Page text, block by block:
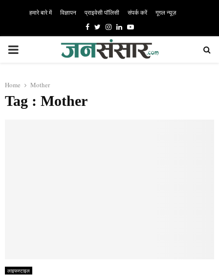
हमारे बारे में विज्ञापन प्राइवेसी पॉलिसी संपर्क करें गूगल न्यूज़
Facebook
TwitterInstagram
LinkedinYoutube
PRIMARY
Home Mother
Tag : Mother
लाइफस्टाइल